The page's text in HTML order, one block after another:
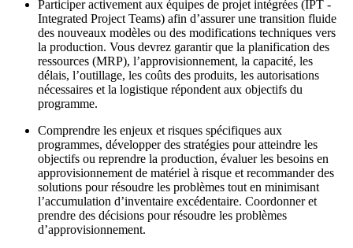
Participer activement aux équipes de projet intégrées (IPT -
Integrated Project Teams) afin d’assurer une transition fluide
des nouveaux modèles ou des modifications techniques vers
la production. Vous devrez garantir que la planification des
ressources (MRP), l’approvisionnement, la capacité, les
délais, l’outillage, les coûts des produits, les autorisations
nécessaires et la logistique répondent aux objectifs du
programme.
Comprendre les enjeux et risques spécifiques aux
programmes, développer des stratégies pour atteindre les
objectifs ou reprendre la production, évaluer les besoins en
approvisionnement de matériel à risque et recommander des
solutions pour résoudre les problèmes tout en minimisant
l’accumulation d’inventaire excédentaire. Coordonner et
prendre des décisions pour résoudre les problèmes
d’approvisionnement.